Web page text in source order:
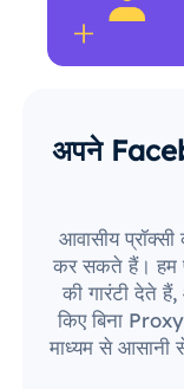
अपने
आवासीय
कर सकते हैं। हम
की गारंटी देते
किए बिना
माध्यम से आसानी